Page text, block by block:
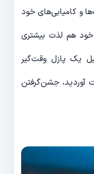
را داشته باشیم. اگر یاد بگیریم از همه موفقیت‌‎ها و کامیابی‎‌های خود
هم لذت بیشتری
خواهیم برد. پس این بار چه از پس تکمیل یک پازل وقت‎‌گیر
آوردید، جشن‌گرفتن